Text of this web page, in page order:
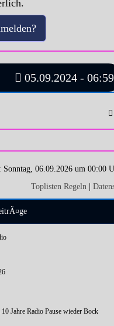
05.09.2024 - 06:59
Sonntag, 06.09.2026 um 00:00
Toplisten Regeln
Jahre Radio Pause wieder Bock